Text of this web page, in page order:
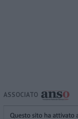
ASSOCIATO